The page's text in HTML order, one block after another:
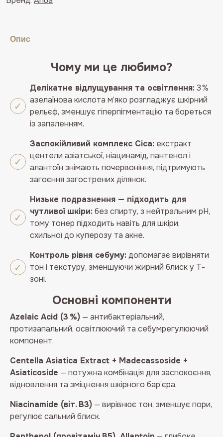
ANUA
кількість
Опис
Чому ми це любимо?
Делікатне відлущування та освітлення:3 %
азелаїнова кислота м’яко розгладжує шкірний
рельєф, зменшує гіперпігментацію та бореться
із запаленням.
Заспокійливий комплекс Cica: екстракт
центели азіатської, ніацинамід, пантенол і
алантоїн знімають почервоніння, підтримують
загоєння загострених ділянок.
Низьке подразнення — підходить для
чутливої шкіри:без спирту, з нейтральним pH,
тому тонер підходить навіть для шкіри,
схильної до куперозу та акне.
Контроль рівня себуму:допомагає вирівняти
тон і текстуру, зменшуючи жирний блиск у Т-
зоні.
Основні компоненти
Azelaic Acid (3 %) — антибактеріальний,
протизапальний, освітлюючий та себумрегулюючий
компонент.
Centella Asiatica Extract + Madecassoside +
Asiaticoside — потужна комбінація для заспокоєння,
відновлення та зміцнення шкірного бар’єра.
Niacinamide (віт. B3) — вирівнює тон, зменшує пори,
регулює сальний блиск.